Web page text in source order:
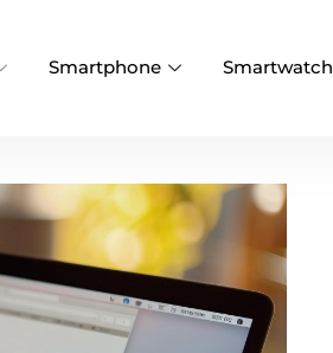
Smartphone Smartwatch